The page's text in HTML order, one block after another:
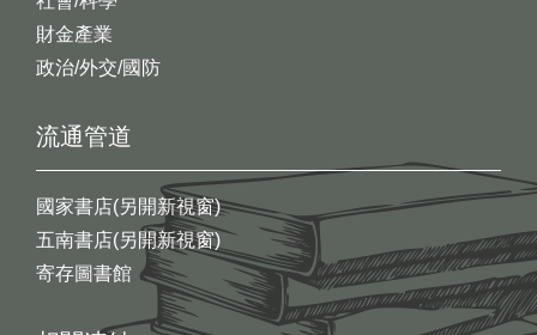
財金產業
政治/外交/國防
流通管道
國家書店(另開新視窗)
五南書店(另開新視窗)
寄存圖書館